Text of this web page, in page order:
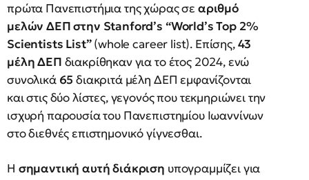
πρώτα Πανεπιστήμια της χώρας σε αριθμό
μελών ΔΕΠ στην Stanford’s “World’s Top 2%
Scientists List”(whole career list). Επίσης,43
μέλη ΔΕΠ διακρίθηκαν για το έτος 2024, ενώ
συνολικά 65 διακριτά μέλη ΔΕΠ εμφανίζονται
και στις δύο λίστες, γεγονός που τεκμηριώνει την
ισχυρή παρουσία του Πανεπιστημίου Ιωαννίνων
στο διεθνές επιστημονικό γίγνεσθαι.
Η σημαντική αυτή διάκριση υπογραμμίζει για